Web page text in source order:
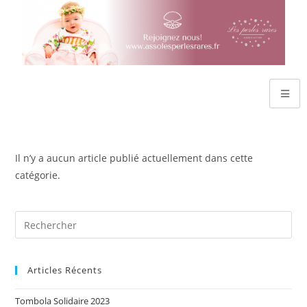
Il n’y a aucun article publié actuellement dans cette
catégorie.
Articles Récents
Tombola Solidaire 2023